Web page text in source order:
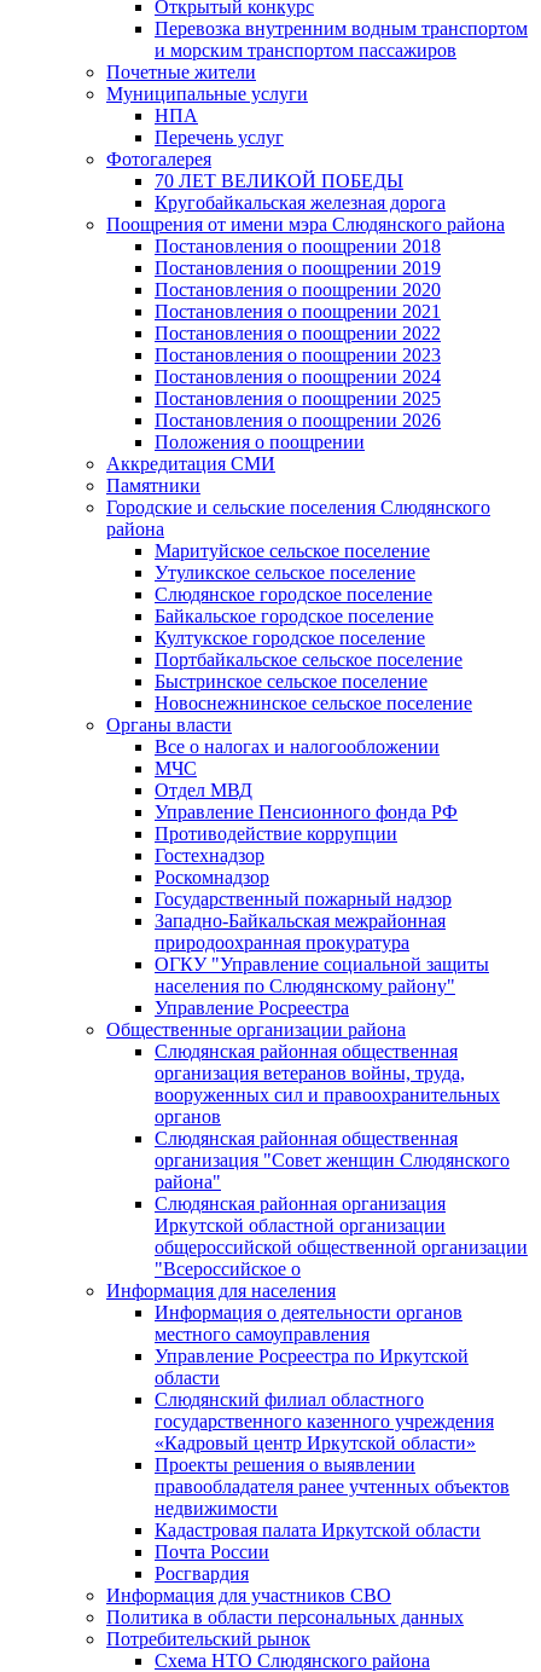
Открытый конкурс
Перевозка внутренним водным транспортом
и морским транспортом пассажиров
Почетные жители
Муниципальные услуги
НПА
Перечень услуг
Фотогалерея
70 ЛЕТ ВЕЛИКОЙ ПОБЕДЫ
Кругобайкальская железная дорога
Поощрения от имени мэра Слюдянского района
Постановления о поощрении 2018
Постановления о поощрении 2019
Постановления о поощрении 2020
Постановления о поощрении 2021
Постановления о поощрении 2022
Постановления о поощрении 2023
Постановления о поощрении 2024
Постановления о поощрении 2025
Постановления о поощрении 2026
Положения о поощрении
Аккредитация СМИ
Памятники
Городские и сельские поселения Слюдянского
района
Маритуйское сельское поселение
Утуликское сельское поселение
Слюдянское городское поселение
Байкальское городское поселение
Култукское городское поселение
Портбайкальское сельское поселение
Быстринское сельское поселение
Новоснежнинское сельское поселение
Органы власти
Все о налогах и налогообложении
МЧС
Отдел МВД
Управление Пенсионного фонда РФ
Противодействие коррупции
Гостехнадзор
Роскомнадзор
Государственный пожарный надзор
Западно-Байкальская межрайонная
природоохранная прокуратура
ОГКУ "Управление социальной защиты
населения по Слюдянскому району"
Управление Росреестра
Общественные организации района
Слюдянская районная общественная
организация ветеранов войны, труда,
вооруженных сил и правоохранительных
органов
Слюдянская районная общественная
организация "Совет женщин Слюдянского
района"
Слюдянская районная организация
Иркутской областной организации
общероссийской общественной организации
"Всероссийское о
Информация для населения
Информация о деятельности органов
местного самоуправления
Управление Росреестра по Иркутской
области
Слюдянский филиал областного
государственного казенного учреждения
«Кадровый центр Иркутской области»
Проекты решения о выявлении
правообладателя ранее учтенных объектов
недвижимости
Кадастровая палата Иркутской области
Почта России
Росгвардия
Информация для участников СВО
Политика в области персональных данных
Потребительский рынок
Схема НТО Слюдянского района